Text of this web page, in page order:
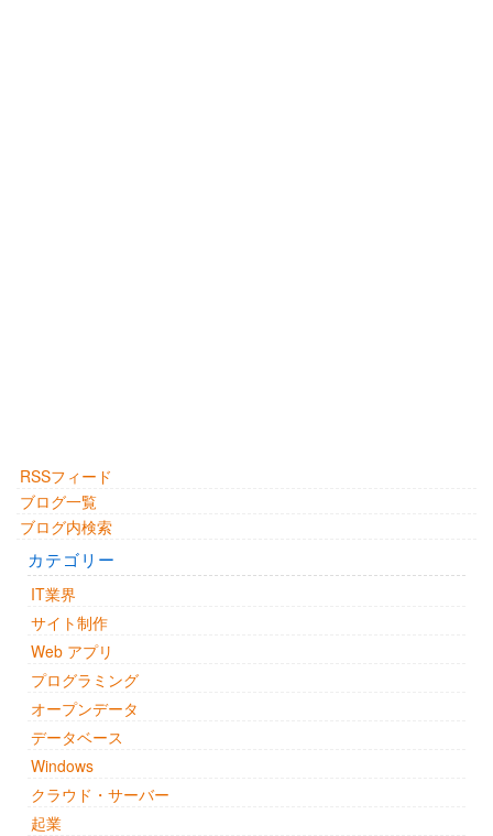
RSSフィード
ブログ一覧
ブログ内検索
カテゴリー
IT業界
サイト制作
Web アプリ
プログラミング
オープンデータ
データベース
Windows
クラウド・サーバー
起業